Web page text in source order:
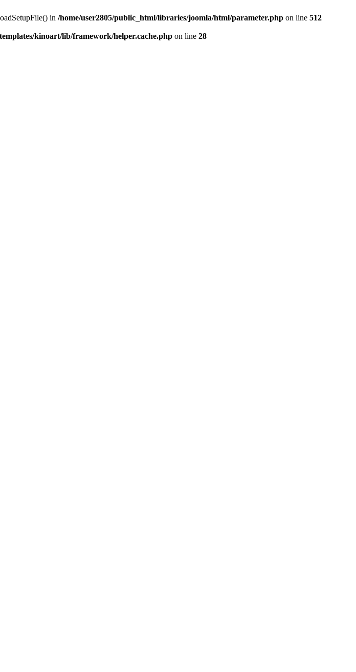
in /home/user2805/public_html/libraries/joomla/html/parameter.php on line 512
kinoart/lib/framework/helper.cache.php on line 28